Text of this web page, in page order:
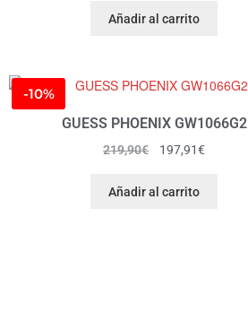
Añadir al carrito
-10%
GUESS PHOENIX GW1066G2
219,90€ 197,91€
Añadir al carrito